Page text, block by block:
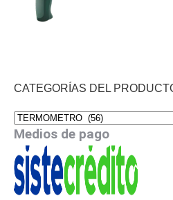
CATEGORÍAS DEL
Medios de pago